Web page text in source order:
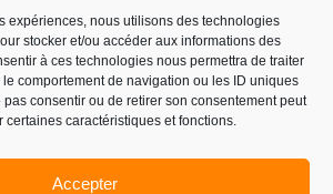
expériences, nous utilisons des technologies
stocker et/ou accéder aux informations des
à ces technologies nous permettra de traiter
comportement de navigation ou les ID uniques
pas consentir ou de retirer son consentement peut
certaines caractéristiques et fonctions.
Accepter